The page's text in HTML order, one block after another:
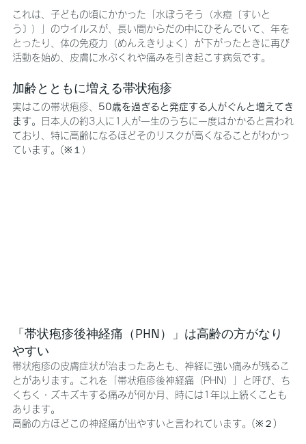
これは、子どもの頃にかかった「水ぼうそう（水痘〔すいと
う〕）」のウイルスが、長い間からだの中にひそんでいて、年を
とったり、体の免疫力（めんえきりょく）が下がったときに再び
活動を始め、皮膚に水ぶくれや痛みを引き起こす病気です。
加齢とともに増える帯状疱疹
実はこの帯状疱疹、 50歳を過ぎると発症する人がぐんと増えてき
ます。日本人の約3人に1人が一生のうちに一度はかかると言われ
ており、特に高齢になるほどそのリスクが高くなることがわかっ
ています。(※１）
「帯状疱疹後神経痛（PHN）」は高齢の方がなり
やすい
帯状疱疹の皮膚症状が治まったあとも、神経に強い痛みが残るこ
とがあります。これを「帯状疱疹後神経痛（PHN）」と呼び、ち
くちく・ズキズキする痛みが何か月、時には1年以上続くことも
あります。
高齢の方ほどこの神経痛が出やすいと言われています。(※２)